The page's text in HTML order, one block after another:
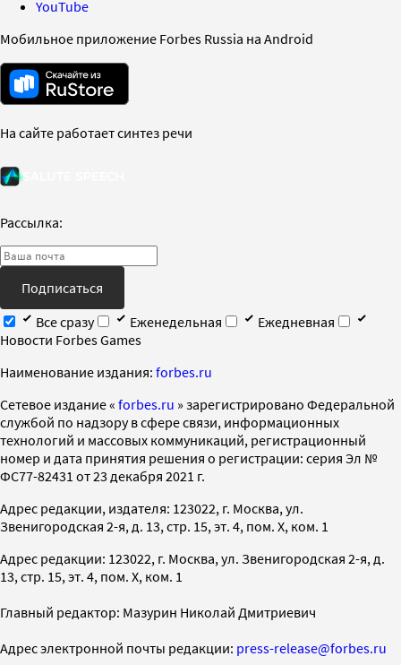
YouTube
Мобильное приложение Forbes Russia на Android
На сайте работает синтез речи
Рассылка:
Подписаться
Все сразу
Еженедельная
Ежедневная
Новости Forbes Games
Наименование издания: forbes.ru
Cетевое издание « forbes.ru » зарегистрировано Федеральной
службой по надзору в сфере связи, информационных
технологий и массовых коммуникаций, регистрационный
номер и дата принятия решения о регистрации: серия Эл №
ФС77-82431 от 23 декабря 2021 г.
Адрес редакции, издателя: 123022, г. Москва, ул.
Звенигородская 2-я, д. 13, стр. 15, эт. 4, пом. X, ком. 1
Адрес редакции: 123022, г. Москва, ул. Звенигородская 2-я, д.
13, стр. 15, эт. 4, пом. X, ком. 1
Главный редактор: Мазурин Николай Дмитриевич
Адрес электронной почты редакции: press-release@forbes.ru